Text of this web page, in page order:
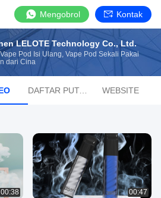
Mengobrol Kontak
LELOTE Technology Co., Ltd.
Pod Isi Ulang, Vape Pod Sekali Pakai
dari Cina
DAFTAR PUTAR WEBSITE
00:38 00:47